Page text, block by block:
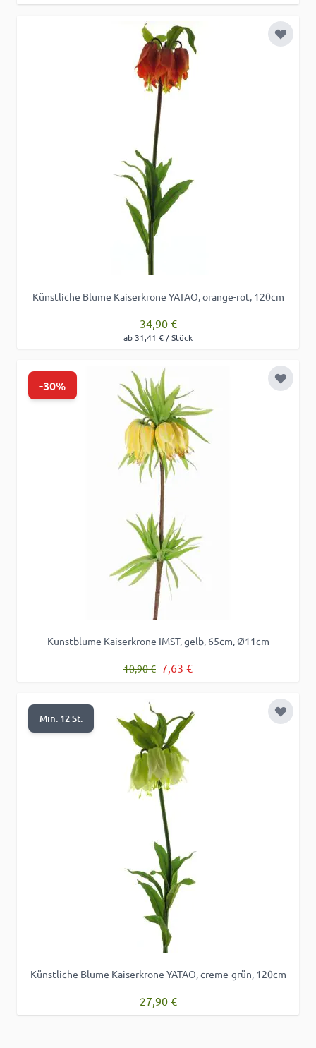
Zur
Künstliche Blume Kaiserkrone YATAO, orange-rot, 120cm
34,90 €
ab 31,41 € / Stück
-30% Zur
Kunstblume Kaiserkrone IMST, gelb, 65cm, Ø11cm
Regulärer Preis
10,90 € Sonderpreis
7,63 €
Min. 12 St. Zur
Künstliche Blume Kaiserkrone YATAO, creme-grün, 120cm
27,90 €